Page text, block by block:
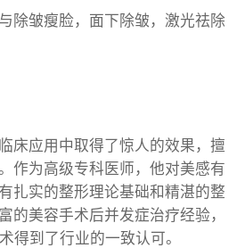
除皱瘦脸，面下除皱，激光祛除
床应用中取得了惊人的效果，擅
作为高级专科医师，他对美感有
扎实的整形理论基础和精湛的整
的美容手术后并发症治疗经验，
得到了行业的一致认可。